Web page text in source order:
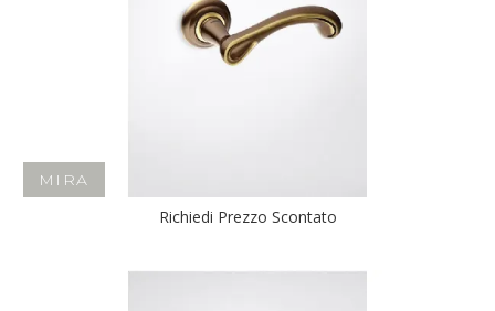
MIRA
Richiedi Prezzo Scontato